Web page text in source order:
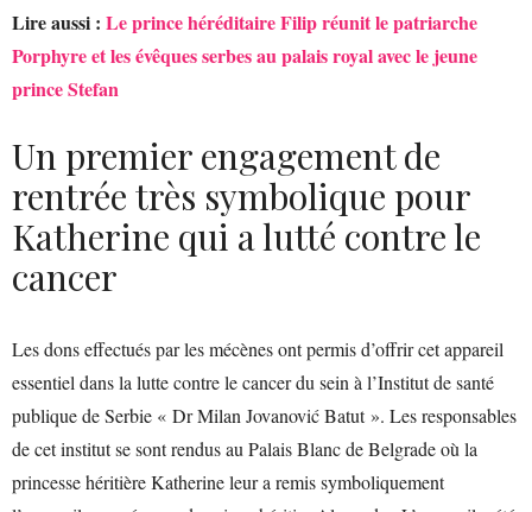
Lire aussi : Le prince héréditaire Filip réunit le patriarche
Porphyre et les évêques serbes au palais royal avec le jeune
prince Stefan
Un premier engagement de
rentrée très symbolique pour
Katherine qui a lutté contre le
cancer
Les dons effectués par les mécènes ont permis d’offrir cet appareil
essentiel dans la lutte contre le cancer du sein à l’Institut de santé
publique de Serbie « Dr Milan Jovanović Batut ». Les responsables
de cet institut se sont rendus au Palais Blanc de Belgrade où la
princesse héritière Katherine leur a remis symboliquement